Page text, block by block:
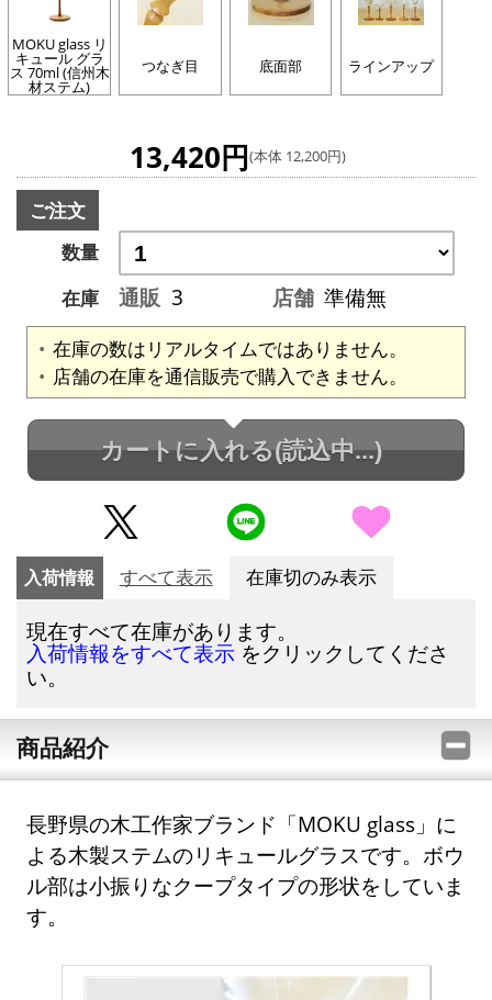
MOKU glass リ
キュール グラ
ス 70ml (信州木
材ステム)
つなぎ目 底面部 ラインアップ
13,420円(本体 12,200円)
ご注文
数量
在庫
通販 3 店舗 準備無
在庫の数はリアルタイムではありません。
店舗の在庫を通信販売で購入できません。
カートに入れる(読込中...)
入荷情報 すべて表示 在庫切のみ表示
現在すべて在庫があります。
入荷情報をすべて表示 をクリックしてくださ
い。
商品紹介
長野県の木工作家ブランド「MOKU glass」に
よる木製ステムのリキュールグラスです。ボウ
ル部は小振りなクープタイプの形状をしていま
す。